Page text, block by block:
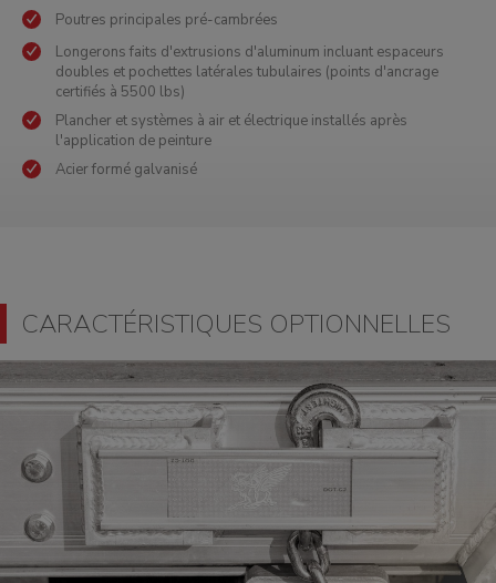
Poutres principales pré-cambrées
Longerons faits d'extrusions d'aluminum incluant espaceurs
doubles et pochettes latérales tubulaires (points d'ancrage
certifiés à 5500 lbs)
Plancher et systèmes à air et électrique installés après
l'application de peinture
Acier formé galvanisé
CARACTÉRISTIQUES OPTIONNELLES